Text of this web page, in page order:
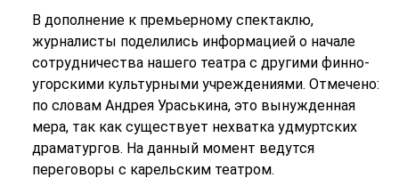
В дополнение к премьерному спектаклю,
журналисты поделились информацией о начале
сотрудничества нашего театра с другими финно-
угорскими культурными учреждениями. Отмечено:
по словам Андрея Ураськина, это вынужденная
мера, так как существует нехватка удмуртских
драматургов. На данный момент ведутся
переговоры с карельским театром.